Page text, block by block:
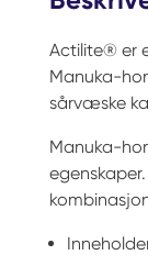
Actilite® er
Manuka-
sårvæske
Manuka-